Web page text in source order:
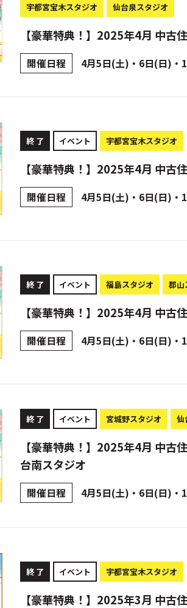
宇都宮宝木スタジオ
仙台泉スタジオ
【豪華特典！】2025年4月 中古
開催日程 4月5日(土)・6日(日)・
終 了 イベント 宇都宮宝木スタジオ
【豪華特典！】2025年4月 中古
開催日程 4月5日(土)・6日(日)・
終 了 イベント 福島スタジオ 郡山
【豪華特典！】2025年4月 中古
開催日程 4月5日(土)・6日(日)・
終 了 イベント 宮城野スタジオ 仙
【豪華特典！】2025年4月 中古
台南スタジオ
開催日程 4月5日(土)・6日(日)・
終 了 イベント 宇都宮宝木スタジオ
【豪華特典！】2025年3月 中古